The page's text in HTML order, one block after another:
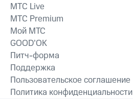
MTС Live
MTС Premium
Мой МТС
GOOD’OK
Питч-форма
Поддержка
Пользовательское соглашение
Политика конфиденциальности